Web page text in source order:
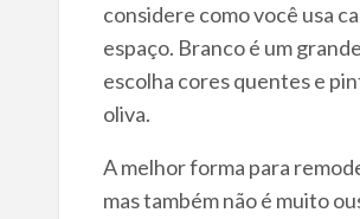
considere como você usa
espaço. Branco é um
escolha cores quentes e
oliva.
A melhor forma para
mas também não é muito